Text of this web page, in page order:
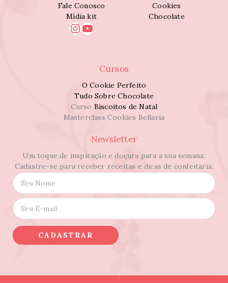
Fale Conosco
Mídia kit
Instagram
Youtube
Cookies
Chocolate
Cursos
O Cookie Perfeito
Tudo Sobre Chocolate
Curso Biscoitos de Natal
Masterclass Cookies Bellaria
Newsletter
Um toque de inspiração e doçura para a sua semana.
Cadastre-se para receber receitas e dicas de confeitaria.
N
o
m
e
*
E
-
m
a
i
CADASTRAR